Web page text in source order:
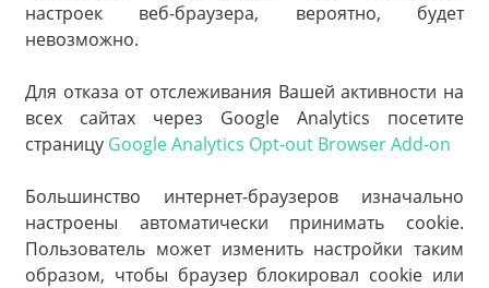
настроек веб-браузера, вероятно, будет
невозможно.
Для отказа от отслеживания Вашей активности на
всех сайтах через Google Analytics посетите
страницу Google Analytics Opt-out Browser Add-on
Большинство интернет-браузеров изначально
настроены автоматически принимать cookie.
Пользователь может изменить настройки таким
образом, чтобы браузер блокировал cookie или